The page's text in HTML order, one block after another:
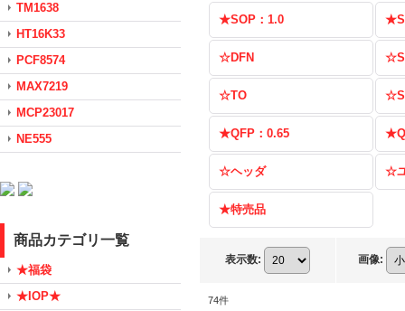
TM1638
HT16K33
PCF8574
MAX7219
MCP23017
NE555
商品カテゴリ一覧
★福袋
★IOP★
★SOP：1.0
☆DFN
☆TO
★QFP：0.65
☆ヘッダ ☆
★特売品
表示数: 画像:
74件